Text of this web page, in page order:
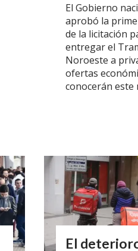
El Gobierno
aprobó la
de la licitación
entregar el
Noroeste a
ofertas
conocerán este
El